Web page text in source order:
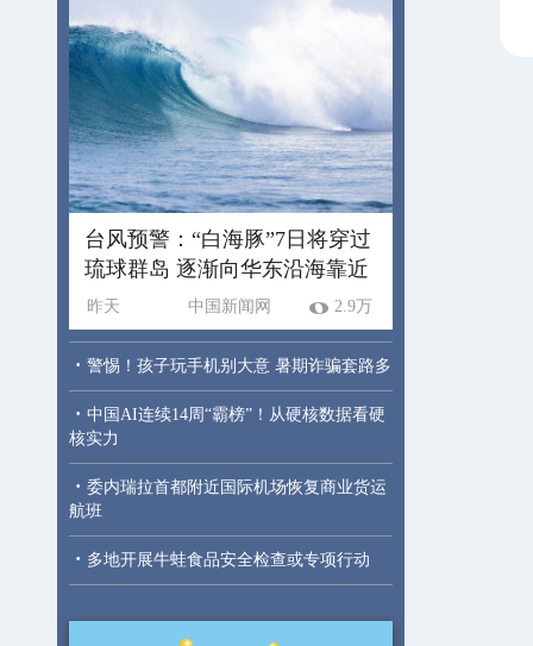
台风预警：“白海豚”7日将穿过
琉球群岛 逐渐向华东沿海靠近
昨天 中国新闻网 2.9万
· 警惕！孩子玩手机别大意 暑期诈骗套路多
· 中国AI连续14周“霸榜”！从硬核数据看硬
核实力
· 委内瑞拉首都附近国际机场恢复商业货运
航班
· 多地开展牛蛙食品安全检查或专项行动